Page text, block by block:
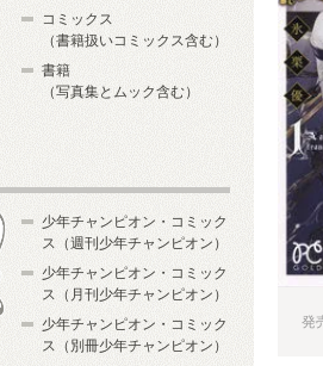
発
コミックス
（書籍扱いコミックス含む）
書籍
（写真集とムック含む）
少年チャンピオン・コミック
ス（週刊少年チャンピオン）
少年チャンピオン・コミック
ス（月刊少年チャンピオン）
少年チャンピオン・コミック
ス（別冊少年チャンピオン）